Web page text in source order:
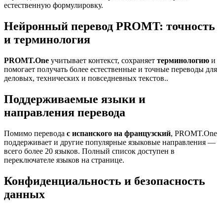
естественную формулировку.
Нейронный перевод PROMT: точность
и терминология
PROMT.One учитывает контекст, сохраняет терминологию и
помогает получать более естественные и точные переводы для
деловых, технических и повседневных текстов..
Поддерживаемые языки и
направления перевода
Помимо перевода с испанского на французский, PROMT.One
поддерживает и другие популярные языковые направления —
всего более 20 языков. Полный список доступен в
переключателе языков на странице.
Конфиденциальность и безопасность
данных